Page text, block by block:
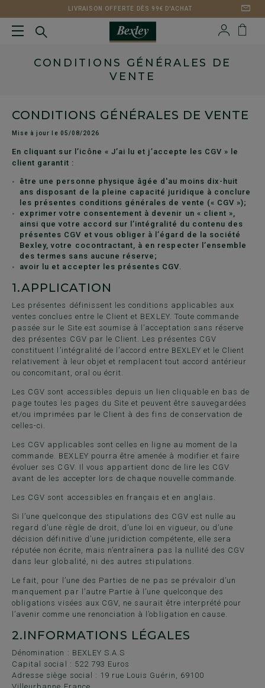
LIVRAISON OFFERTE DÈS 99€ D'ACHAT
CONDITIONS GÉNÉRALES DE
VENTE
CONDITIONS GÉNÉRALES DE VENTE
Mise à jour le 05/08/2026
En cliquant sur l’icône « J’ai lu et j’accepte les CGV » le
client garantit :
être une personne physique âgée d'au moins dix-huit
ans disposant de la pleine capacité juridique à conclure
les présentes conditions générales de vente (« CGV »);
exprimer votre consentement à devenir un « client »,
ainsi que votre accord sur l’intégralité du contenu des
présentes CGV et vous obliger à l’égard de la société
Bexley, votre cocontractant, à en respecter l’ensemble
des termes sans aucune réserve;
avoir lu et accepter les présentes CGV.
1.APPLICATION
Les présentes définissent les conditions applicables aux
ventes conclues entre le Client et BEXLEY. Toute commande
passée sur le Site est soumise à l’acceptation sans réserve
des présentes CGV par le Client. Les présentes CGV
constituent l’intégralité de l’accord entre BEXLEY et le Client
relativement à leur objet et remplacent tout accord antérieur
ou concomitant, oral ou écrit.
Les CGV sont accessibles depuis un lien cliquable en bas de
page toutes les pages du Site et peuvent être sauvegardées
et/ou imprimées par le Client à des fins de conservation de
celles-ci.
Les CGV applicables sont celles en ligne au moment de la
commande. BEXLEY pourra être amenée à modifier et faire
évoluer ses CGV. Il vous appartient donc de lire les CGV
avant de les accepter lors de chaque nouvelle commande.
Les CGV sont accessibles en français et en anglais.
Si l’une quelconque des stipulations des CGV est nulle au
regard d’une règle de droit, d’une loi en vigueur, ou d’une
décision définitive d’une juridiction compétente, elle sera
réputée non écrite, mais n’entraînera pas la nullité des CGV
dans leur globalité, ni des autres stipulations.
Le fait, pour l’une des Parties de ne pas se prévaloir d’un
manquement par l’autre Partie à l’une quelconque des
obligations visées aux CGV, ne saurait être interprété pour
l’avenir comme une renonciation à l’obligation en cause.
2.INFORMATIONS LÉGALES
Dénomination : BEXLEY S.A.S
Capital social : 522 793 Euros
Adresse siège social : 19 rue Louis Guérin, 69100